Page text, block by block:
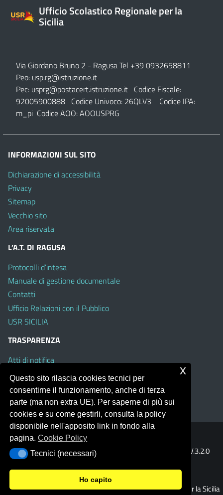
Ufficio Scolastico Regionale per la
Sicilia
Via Giordano Bruno 2 - Ragusa Tel +39 0932658811
Peo: usp.rg@istruzione.it
Pec: usprg@postacert.istruzione.it Codice Fiscale:
92005900888 Codice Univoco: 26QLV3 Codice IPA:
m_pi Codice AOO: AOOUSPRG
INFORMAZIONI SUL SITO
Dichiarazione di accessibilità
Privacy
Sitemap
Vecchio sito
Area riservata
L’A.T. DI RAGUSA
Protocolli d’intesa
Manuale di gestione documentale
Contatti
Ufficio Relazioni con il Pubblico
USR SICILIA
TRASPARENZA
Atti di notifica
Albo on line
Amministrazione Trasparente
Obiettivi di Accessibilità
Portale realizzato con la piattaforma
Template Italia configurato sul tema accessibile
V.3.2.0
(Mizar)
© 2026 Ufficio Scolastico Regionale per la Sicilia
Questo sito rilascia cookies tecnici per
consentirne il funzionamento, anche di terza
parte (ma non extra UE). Per saperne di più sui
cookies e su come gestirli, consulta la policy
disponibile nell'apposito link in fondo alla
pagina.Cookie Policy
Tecnici (necessari)
Tecnici (necessari)
Ho capito
x